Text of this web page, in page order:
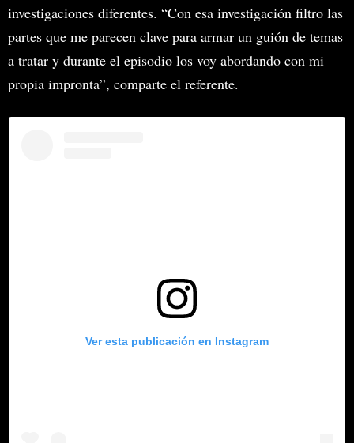
investigaciones diferentes. “Con esa investigación filtro las
partes que me parecen clave para armar un guión de temas
a tratar y durante el episodio los voy abordando con mi
propia impronta”, comparte el referente.
Ver esta publicación en Instagram